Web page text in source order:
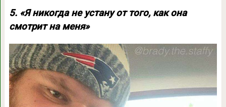
5. «Я никогда не устану от того, как она
смотрит на меня»